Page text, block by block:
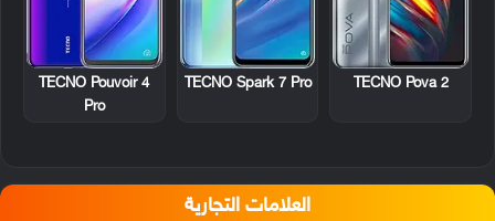
TECNO Pova 2
TECNO Spark 7 Pro
TECNO Pouvoir 4
Pro
العلامات التجارية